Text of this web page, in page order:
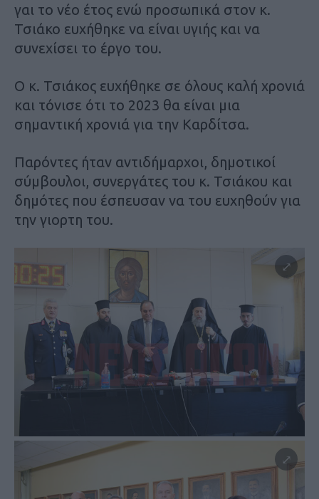
γαι το νέο έτος ενώ προσωπικά στον κ.
Τσιάκο ευχήθηκε να είναι υγιής και να
συνεχίσει το έργο του.
Ο κ. Τσιάκος ευχήθηκε σε όλους καλή χρονιά
και τόνισε ότι το 2023 θα είναι μια
σημαντική χρονιά για την Καρδίτσα.
Παρόντες ήταν αντιδήμαρχοι, δημοτικοί
σύμβουλοι, συνεργάτες του κ. Τσιάκου και
δημότες που έσπευσαν να του ευχηθούν για
την γιορτη του.